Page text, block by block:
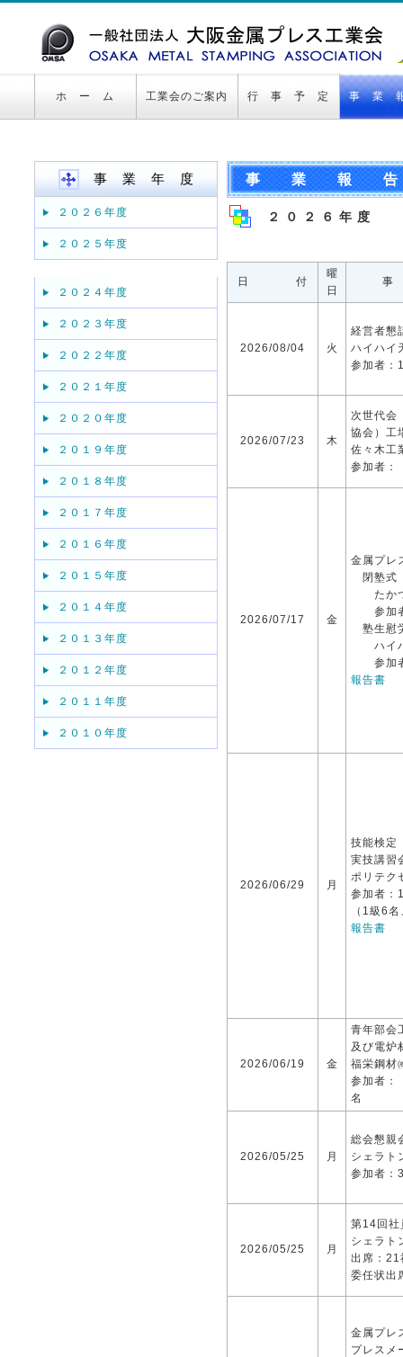
ホ ー ム 工業会のご案内 行 事 予 定 事 業
事 業 年 度
２０２６年度
２０２５年度
２０２４年度
２０２３年度
２０２２年度
２０２１年度
２０２０年度
２０１９年度
２０１８年度
２０１７年度
２０１６年度
２０１５年度
２０１４年度
２０１３年度
２０１２年度
２０１１年度
２０１０年度
事 業 報 告
２ ０ ２ ６ 年 度
日 付
曜
日
2026/08/04 火
経営者懇
ハイハイ
参加者：
2026/07/23 木
次世代会
協会）工
佐々木工
参加者：
2026/07/17 金
金属プレ
閉塾式
たかつ
参加者
塾生慰
ハイハ
参加者
報告書
2026/06/29 月
技能検定
実技講習
ポリテク
参加者：
（1級6
報告書
2026/06/19 金
青年部会
及び電炉
福栄鋼材
参加者：
名
2026/05/25 月
総会懇親
シェラト
参加者：
2026/05/25 月
第14回社
シェラト
出席：21
委任状出
金属プレ
プレスメ